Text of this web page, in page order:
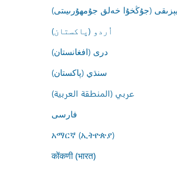
(جۇڭخۇا خەلق جۇمھۇرىيىتى)
اُردو (پاکستان)
درى (افغانستان)
سنڌي (پاکستان)
عربي (المنطقة العربية)
فارسى
አማርኛ (ኢትዮጵያ)
कोंकणी (भारत)